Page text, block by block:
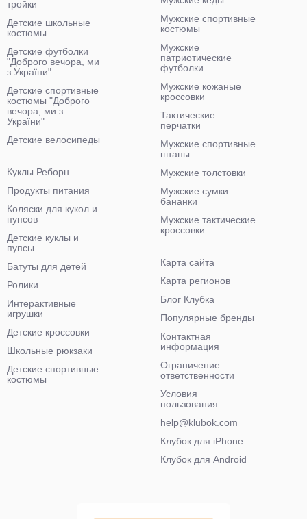
тройки
Детские школьные
костюмы
Детские футболки
"Доброго вечора, ми
з України"
Детские спортивные
костюмы "Доброго
вечора, ми з
України"
Детские велосипеды
Мужские спортивные
костюмы
Мужские
патриотические
футболки
Мужские кожаные
кроссовки
Тактические
перчатки
Мужские спортивные
штаны
Мужские толстовки
Мужские сумки
бананки
Мужские тактические
кроссовки
Куклы Реборн
Продукты питания
Коляски для кукол и
пупсов
Детские куклы и
пупсы
Батуты для детей
Ролики
Интерактивные
игрушки
Детские кроссовки
Школьные рюкзаки
Детские спортивные
костюмы
Карта сайта
Карта регионов
Блог Клубка
Популярные бренды
Контактная
информация
Ограничение
ответственности
Условия
пользования
help@klubok.com
Клубок для iPhone
Клубок для Android